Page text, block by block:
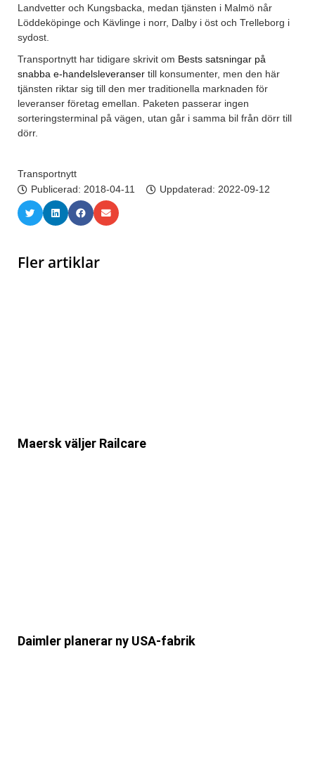
Landvetter och Kungsbacka, medan tjänsten i Malmö når
Löddeköpinge och Kävlinge i norr, Dalby i öst och Trelleborg i
sydost.
Transportnytt har tidigare skrivit om Bests satsningar på
snabba e-handelsleveranser till konsumenter, men den här
tjänsten riktar sig till den mer traditionella marknaden för
leveranser företag emellan. Paketen passerar ingen
sorteringsterminal på vägen, utan går i samma bil från dörr till
dörr.
Transportnytt
Publicerad: 2018-04-11 Uppdaterad: 2022-09-12
Fler artiklar
Maersk väljer Railcare
Daimler planerar ny USA-fabrik